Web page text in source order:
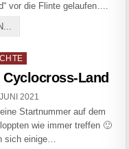
vor die Flinte gelaufen….
Cyclocross-Land
DATE:
2021
Startnummer auf dem
wie immer treffen 🙂
sich einige…